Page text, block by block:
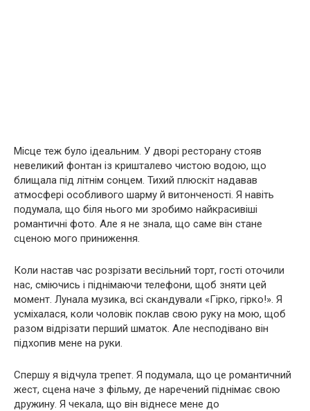
Місце теж було ідеальним. У дворі ресторану стояв
невеликий фонтан із кришталево чистою водою, що
блищала під літнім сонцем. Тихий плюскіт надавав
атмосфері особливого шарму й витонченості. Я навіть
подумала, що біля нього ми зробимо найкрасивіші
романтичні фото. Але я не знала, що саме він стане
сценою мого приниження.
Коли настав час розрізати весільний торт, гості оточили
нас, сміючись і піднімаючи телефони, щоб зняти цей
момент. Лунала музика, всі скандували «Гірко, гірко!». Я
усміхалася, коли чоловік поклав свою руку на мою, щоб
разом відрізати перший шматок. Але несподівано він
підхопив мене на руки.
Спершу я відчула трепет. Я подумала, що це романтичний
жест, сцена наче з фільму, де наречений піднімає свою
дружину. Я чекала, що він віднесе мене до